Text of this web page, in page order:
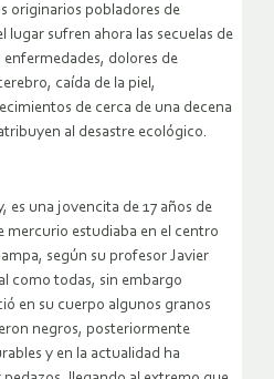
originarios pobladores de
lugar sufren ahora las secuelas de
dolores de
caída de la piel,
de cerca de una decena
al desastre ecológico.
es una jovencita de 17 años de
mercurio estudiaba en el centro
según su profesor Javier
como todas, sin embargo
en su cuerpo algunos granos
negros, posteriormente
y en la actualidad ha